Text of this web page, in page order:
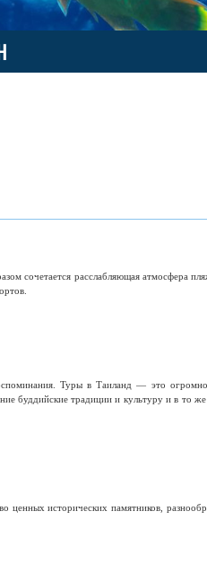
сочетается расслабляющая атмосфера
Туры в Таиланд — это
буддийские традиции и культуру и в то
ценных исторических памятников,